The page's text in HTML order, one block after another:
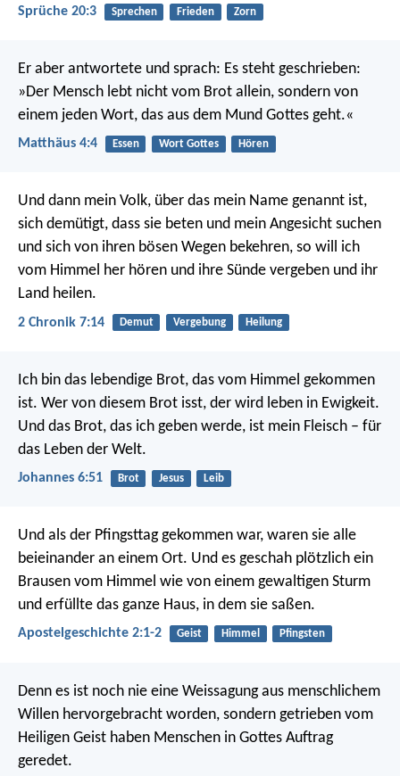
Sprüche 20:3 Sprechen Frieden Zorn
Er aber antwortete und sprach: Es steht geschrieben:
»Der Mensch lebt nicht vom Brot allein, sondern von
einem jeden Wort, das aus dem Mund Gottes geht.«
Matthäus 4:4 Essen Wort Gottes Hören
Und dann mein Volk, über das mein Name genannt ist,
sich demütigt, dass sie beten und mein Angesicht suchen
und sich von ihren bösen Wegen bekehren, so will ich
vom Himmel her hören und ihre Sünde vergeben und ihr
Land heilen.
2 Chronik 7:14 Demut Vergebung Heilung
Ich bin das lebendige Brot, das vom Himmel gekommen
ist. Wer von diesem Brot isst, der wird leben in Ewigkeit.
Und das Brot, das ich geben werde, ist mein Fleisch – für
das Leben der Welt.
Johannes 6:51 Brot Jesus Leib
Und als der Pfingsttag gekommen war, waren sie alle
beieinander an einem Ort. Und es geschah plötzlich ein
Brausen vom Himmel wie von einem gewaltigen Sturm
und erfüllte das ganze Haus, in dem sie saßen.
Apostelgeschichte 2:1-2 Geist Himmel Pfingsten
Denn es ist noch nie eine Weissagung aus menschlichem
Willen hervorgebracht worden, sondern getrieben vom
Heiligen Geist haben Menschen in Gottes Auftrag
geredet.